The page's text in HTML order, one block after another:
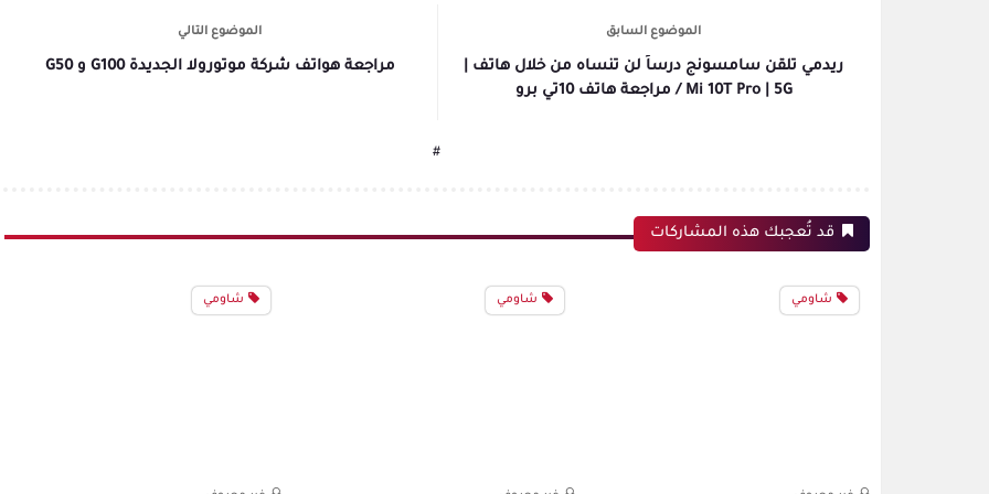
الموضوع التالي
مراجعة هواتف شركة موتورولا الجديدة G100 و G50
الموضوع السابق
ريدمي تلقن سامسونج درساً لن تنساه من خلال هاتف |
Mi 10T Pro | 5G / مراجعة هاتف 10تي برو
#
قد تُعجبك هذه المشاركات
شاومي شاومي شاومي